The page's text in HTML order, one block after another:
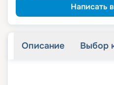
Написать
Описание Выбор